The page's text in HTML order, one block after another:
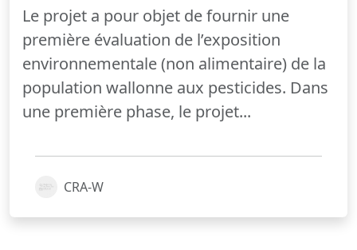
Le projet a pour objet de fournir une
première évaluation de l’exposition
environnementale (non alimentaire) de la
population wallonne aux pesticides. Dans
une première phase, le projet...
CRA-W